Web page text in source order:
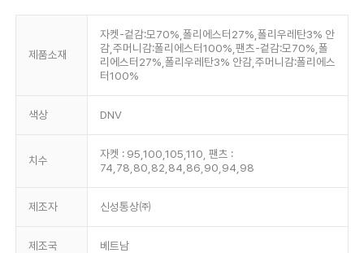
제품소재
자켓-겉감:모70%,폴리에스터27%,폴리우레탄3% 안
감,주머니감:폴리에스터100%,팬츠-겉감:모70%,폴
리에스터27%,폴리우레탄3% 안감,주머니감:폴리에스
터100%
색상 DNV
치수
자켓 : 95,100,105,110, 팬츠 :
74,78,80,82,84,86,90,94,98
제조자 신성통상㈜
제조국 베트남